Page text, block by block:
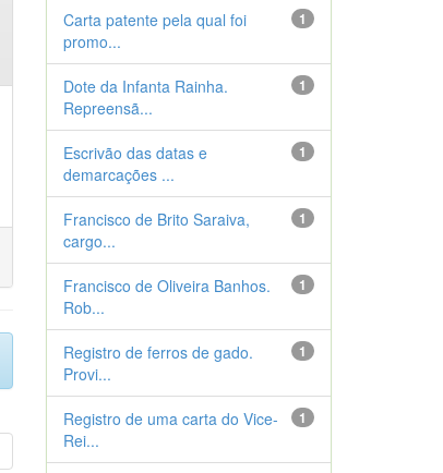
1
Carta patente pela qual foi
promo...
1
Dote da Infanta Rainha.
Repreensã...
1
Escrivão das datas e
demarcações ...
1
Francisco de Brito Saraiva,
cargo...
1
Francisco de Oliveira Banhos.
Rob...
1
Registro de ferros de gado.
Provi...
1
Registro de uma carta do Vice-
Rei...